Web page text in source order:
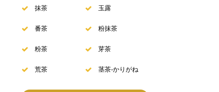
抹茶
番茶
粉茶
荒茶
玉露
粉抹茶
芽茶
茎茶-かりがね